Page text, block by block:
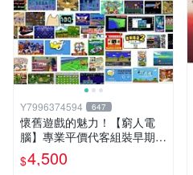
Y7996374594 647
懷舊遊戲的魅力！【窮人電
腦】專業平價代客組裝早期W
indows98/95/DOS遊戲機---
專業首選！
$4,500